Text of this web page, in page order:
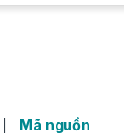
Mã nguồn